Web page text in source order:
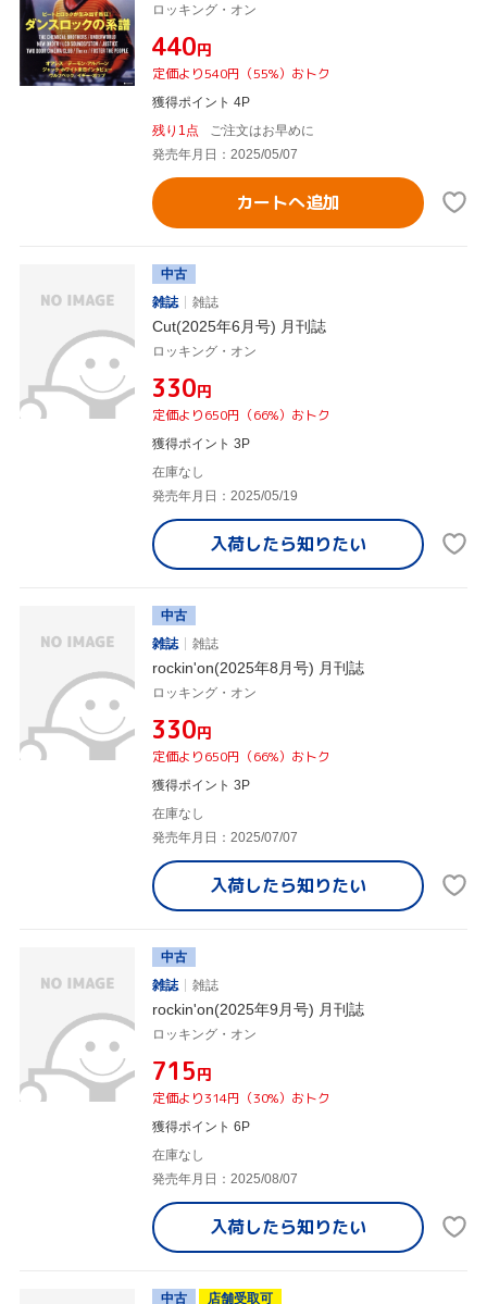
ロッキング・オン
¥440円
定価より540円（55%）おトク
獲得ポイント 4P
残り1点
ご注文はお早めに
発売年月日：2025/05/07
カートへ追加
中古
雑誌
雑誌
Cut(2025年6月号) 月刊誌
ロッキング・オン
¥330円
定価より650円（66%）おトク
獲得ポイント 3P
在庫なし
発売年月日：2025/05/19
入荷したら知りたい
中古
雑誌
雑誌
rockin'on(2025年8月号) 月刊誌
ロッキング・オン
¥330円
定価より650円（66%）おトク
獲得ポイント 3P
在庫なし
発売年月日：2025/07/07
入荷したら知りたい
中古
雑誌
雑誌
rockin'on(2025年9月号) 月刊誌
ロッキング・オン
¥715円
定価より314円（30%）おトク
獲得ポイント 6P
在庫なし
発売年月日：2025/08/07
入荷したら知りたい
中古 店舗受取可